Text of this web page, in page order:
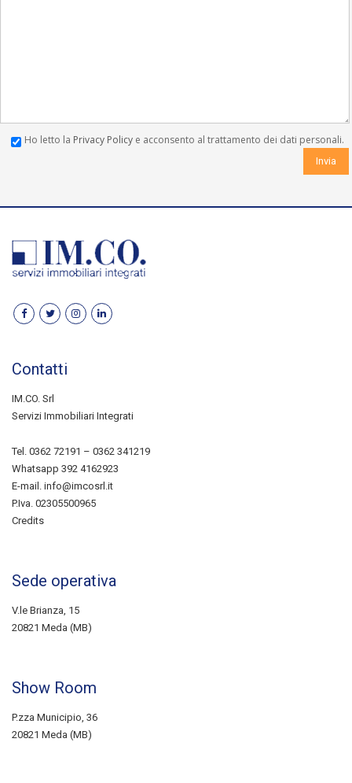
Ho letto la Privacy Policy e acconsento al trattamento dei dati personali.
Contatti
IM.CO. Srl
Servizi Immobiliari Integrati
Tel. 0362 72191 – 0362 341219
Whatsapp 392 4162923
E-mail. info@imcosrl.it
P.Iva. 02305500965
Credits
Sede operativa
V.le Brianza, 15
20821 Meda (MB)
Show Room
P.zza Municipio, 36
20821 Meda (MB)